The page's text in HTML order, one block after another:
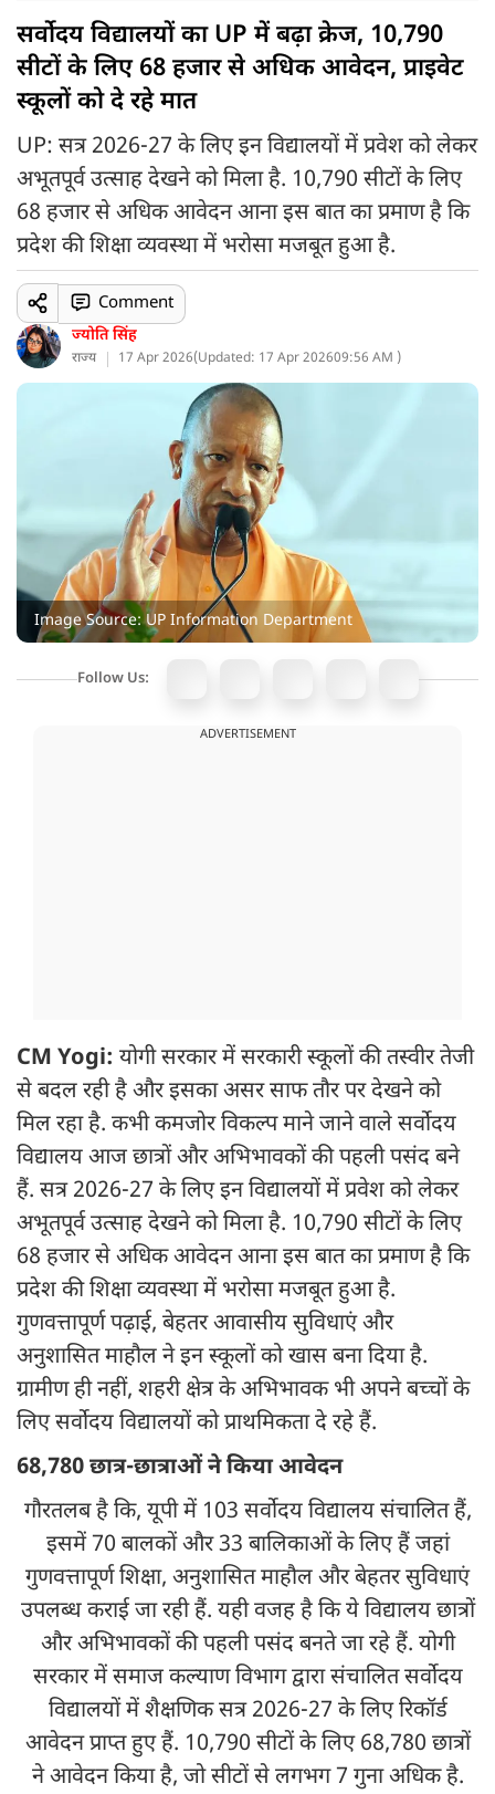
सर्वोदय विद्यालयों का UP में बढ़ा क्रेज, 10,790
सीटों के लिए 68 हजार से अधिक आवेदन, प्राइवेट
स्कूलों को दे रहे मात
UP: सत्र 2026-27 के लिए इन विद्यालयों में प्रवेश को लेकर
अभूतपूर्व उत्साह देखने को मिला है. 10,790 सीटों के लिए
68 हजार से अधिक आवेदन आना इस बात का प्रमाण है कि
प्रदेश की शिक्षा व्यवस्था में भरोसा मजबूत हुआ है.
ज्योति सिंह
राज्य 17 Apr 2026(Updated: 17 Apr 202609:56 AM )
Comment
Image Source: UP Information Department
Follow Us:
ADVERTISEMENT
CM Yogi: योगी सरकार में सरकारी स्कूलों की तस्वीर तेजी
से बदल रही है और इसका असर साफ तौर पर देखने को
मिल रहा है. कभी कमजोर विकल्प माने जाने वाले सर्वोदय
विद्यालय आज छात्रों और अभिभावकों की पहली पसंद बने
हैं. सत्र 2026-27 के लिए इन विद्यालयों में प्रवेश को लेकर
अभूतपूर्व उत्साह देखने को मिला है. 10,790 सीटों के लिए
68 हजार से अधिक आवेदन आना इस बात का प्रमाण है कि
प्रदेश की शिक्षा व्यवस्था में भरोसा मजबूत हुआ है.
गुणवत्तापूर्ण पढ़ाई, बेहतर आवासीय सुविधाएं और
अनुशासित माहौल ने इन स्कूलों को खास बना दिया है.
ग्रामीण ही नहीं, शहरी क्षेत्र के अभिभावक भी अपने बच्चों के
लिए सर्वोदय विद्यालयों को प्राथमिकता दे रहे हैं.
68,780 छात्र-छात्राओं ने किया आवेदन
गौरतलब है कि, यूपी में 103 सर्वोदय विद्यालय संचालित हैं,
इसमें 70 बालकों और 33 बालिकाओं के लिए हैं जहां
गुणवत्तापूर्ण शिक्षा, अनुशासित माहौल और बेहतर सुविधाएं
उपलब्ध कराई जा रही हैं. यही वजह है कि ये विद्यालय छात्रों
और अभिभावकों की पहली पसंद बनते जा रहे हैं. योगी
सरकार में समाज कल्याण विभाग द्वारा संचालित सर्वोदय
विद्यालयों में शैक्षणिक सत्र 2026-27 के लिए रिकॉर्ड
आवेदन प्राप्त हुए हैं. 10,790 सीटों के लिए 68,780 छात्रों
ने आवेदन किया है, जो सीटों से लगभग 7 गुना अधिक है.